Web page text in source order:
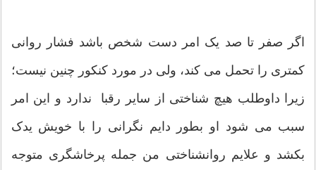
اگر صفر تا صد یک امر دست شخص باشد فشار روانی
کمتری را تحمل می کند، ولی در مورد کنکور چنین نیست؛
زیرا داوطلب هیچ شناختی از سایر رقبا ندارد و این امر
سبب می شود او بطور دایم نگرانی را با خویش یدک
بکشد و علایم روانشناختی من جمله پرخاشگری متوجه